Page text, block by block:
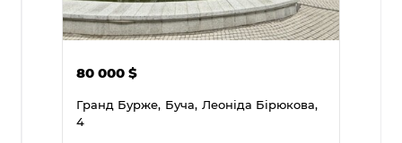
80 000$
Гранд Бурже, Буча, Леоніда Бірюкова,
4